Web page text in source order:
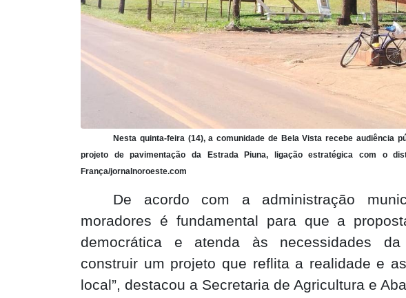
Nesta quinta-feira (14), a comunidade de Bela Vista recebe audiência
projeto de pavimentação da Estrada Piuna, ligação estratégica com o
França/jornalnoroeste.com
De acordo com a administração
moradores é fundamental para que a
democrática e atenda às necessidades da
construir um projeto que reflita a realidade e
local”, destacou a Secretaria de Agricultura e